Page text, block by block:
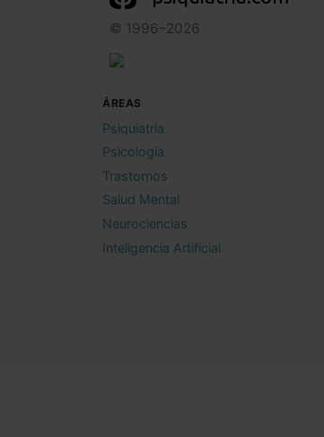
© 1996–2026
ÁREAS
Psiquiatría
Psicología
Trastornos
Salud Mental
Neurociencias
Inteligencia Artificial